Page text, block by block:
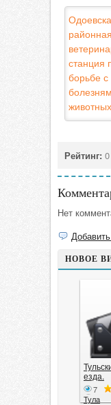
районная
станция
борьбе с
животных
Рейтинг: 0
Нет
НОВОЕ
езда.
7
Тула